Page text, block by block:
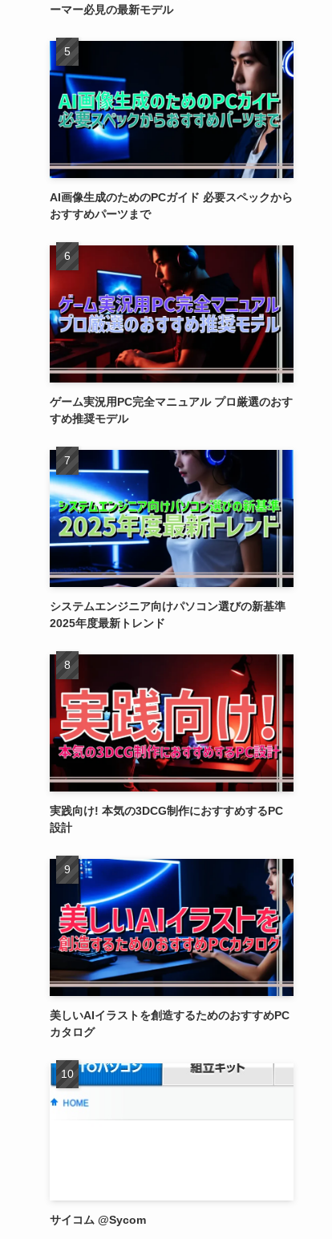
ーマー必見の最新モデル
AI画像生成のためのPCガイド 必要スペックから
おすすめパーツまで
ゲーム実況用PC完全マニュアル プロ厳選のおす
すめ推奨モデル
システムエンジニア向けパソコン選びの新基準
2025年度最新トレンド
実践向け! 本気の3DCG制作におすすめするPC
設計
美しいAIイラストを創造するためのおすすめPC
カタログ
サイコム @Sycom